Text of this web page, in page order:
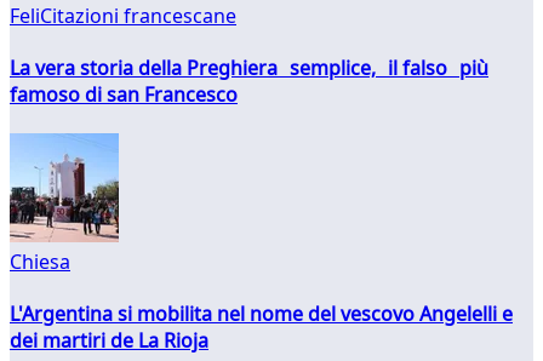
FeliCitazioni francescane
La vera storia della Preghiera semplice, il falso più
famoso di san Francesco
Chiesa
L'Argentina si mobilita nel nome del vescovo Angelelli e
dei martiri de La Rioja